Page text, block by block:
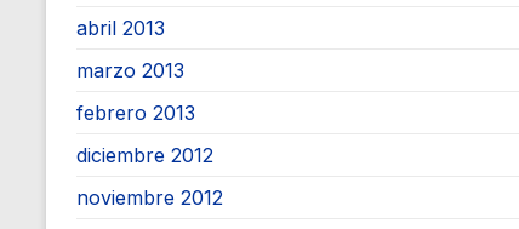
abril 2013
marzo 2013
febrero 2013
diciembre 2012
noviembre 2012